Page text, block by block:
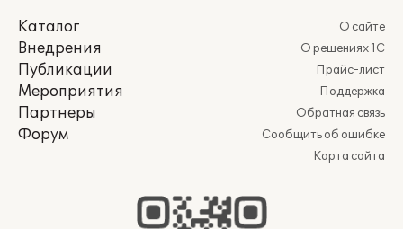
Каталог
Внедрения
Публикации
Мероприятия
Партнеры
Форум
О сайте
О решениях 1С
Прайс-лист
Поддержка
Обратная связь
Сообщить об ошибке
Карта сайта